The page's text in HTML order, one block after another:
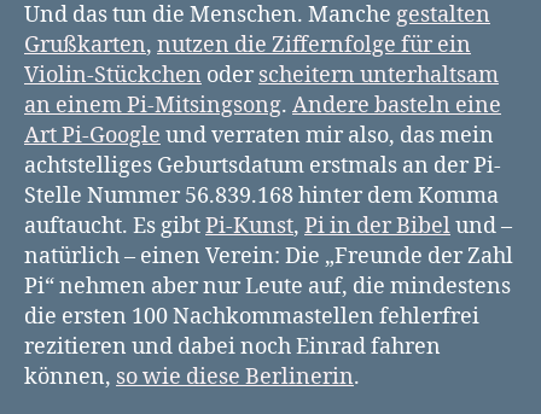
Und das tun die Menschen. Manche gestalten
Grußkarten, nutzen die Ziffernfolge für ein
Violin-Stückchen oder scheitern unterhaltsam
an einem Pi-Mitsingsong. Andere basteln eine
Art Pi-Google und verraten mir also, das mein
achtstelliges Geburtsdatum erstmals an der Pi-
Stelle Nummer 56.839.168 hinter dem Komma
auftaucht. Es gibtPi-Kunst, Pi in der Bibelund –
natürlich – einen Verein: Die „Freunde der Zahl
Pi“ nehmen aber nur Leute auf, die mindestens
die ersten 100 Nachkommastellen fehlerfrei
rezitieren und dabei noch Einrad fahren
können, so wie diese Berlinerin.